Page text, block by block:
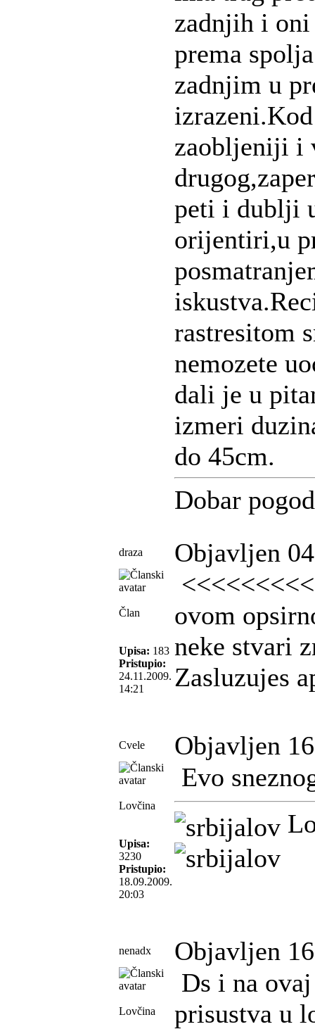
zadnjih i
prema
zadnjim u
zaobljeniji i
peti i dublji
orijentiri,u
rastresitom
nemozete
dali je u
izmeri
do 45cm.
Dobar
draza Objavljen
Član
Upisa: 183
Pristupio:
24.11.2009.
14:21
ovom
neke stvari
Zasluzujes
Cvele Objavljen
Lovčina
Upisa:
3230
Pristupio:
18.09.2009.
20:03
Evo
nenadx Objavljen
Lovčina
Ds i na
prisustva u